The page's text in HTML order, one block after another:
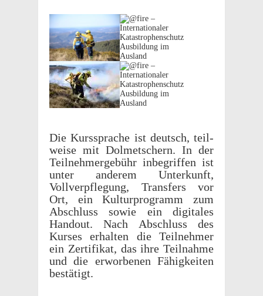
Die Kurssprache ist deutsch, teil­
weise mit Dolmetsch­ern. In der
Teil­nehmerge­bühr inbe­grif­fen ist
unter anderem Unterkunft,
Vollverpfle­gung, Trans­fers vor
Ort, ein Kultur­pro­gramm zum
Abschluss sowie ein digi­tales
Hand­out. Nach Abschluss des
Kurses erhal­ten die Teil­nehmer
ein Zerti­fikat, das ihre Teil­nahme
und die erwor­be­nen Fähigkeiten
bestätigt.